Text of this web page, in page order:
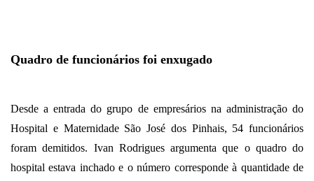
Quadro de funcionários foi enxugado
Desde a entrada do grupo de empresários na administração do
Hospital e Maternidade São José dos Pinhais, 54 funcionários
foram demitidos. Ivan Rodrigues argumenta que o quadro do
hospital estava inchado e o número corresponde à quantidade de